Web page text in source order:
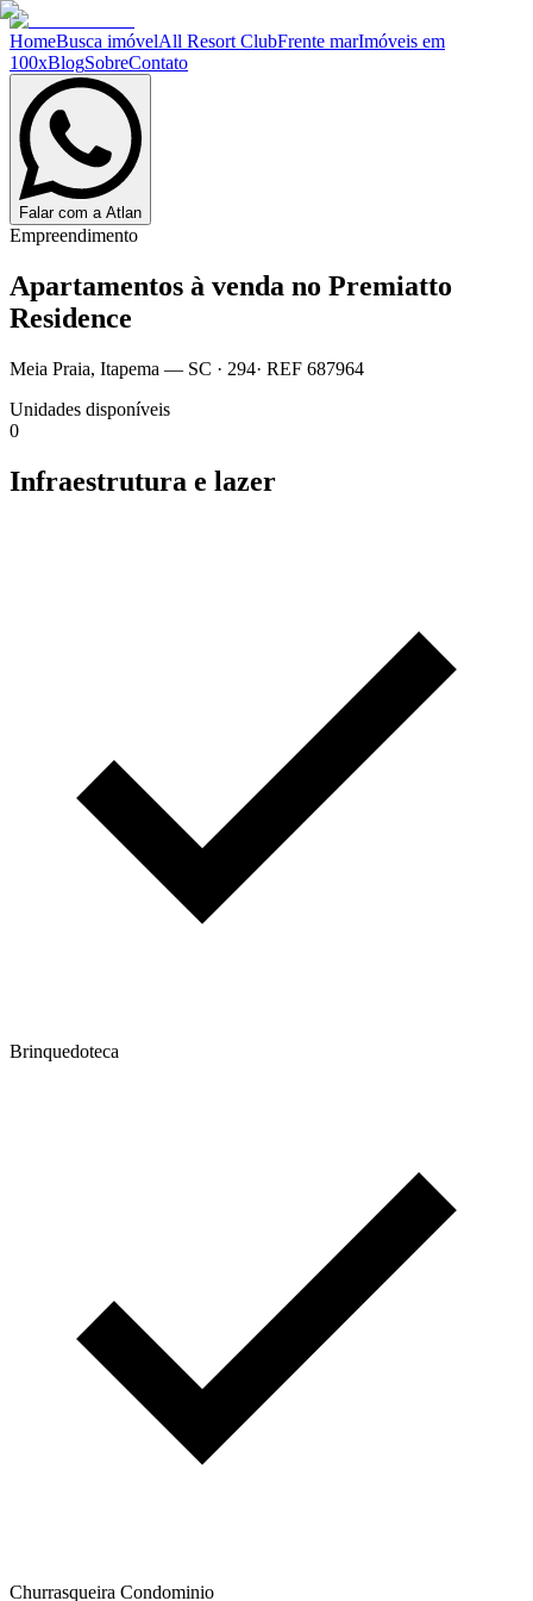
HomeBusca imóvelAll Resort ClubFrente marImóveis em
100xBlogSobreContato
Falar com a Atlan
Empreendimento
Apartamentos à venda no Premiatto
Residence
Meia Praia, Itapema — SC · 294· REF 687964
Unidades disponíveis
0
Infraestrutura e lazer
Brinquedoteca
Churrasqueira Condominio